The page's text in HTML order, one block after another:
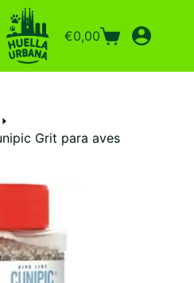
Carro
compra
€0,00
Grit para aves